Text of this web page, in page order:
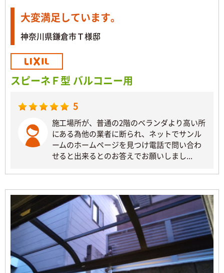
大変満足しています。
神奈川県鎌倉市Ｔ様邸
スピーネＦ型 バルコニー用
5
施工場所が、普通の2階のベランダより高い所
にある為他の業者に断られ、ネットでサンル
ームのホームページを見つけ電話で問い合わ
せると出来るとのお答えでお願いしまし...